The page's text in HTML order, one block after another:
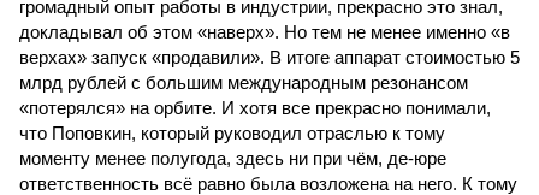
громадный опыт работы в индустрии, прекрасно это знал,
докладывал об этом «наверх». Но тем не менее именно «в
верхах» запуск «продавили». В итоге аппарат стоимостью 5
млрд рублей с большим международным резонансом
«потерялся» на орбите. И хотя все прекрасно понимали,
что Поповкин, который руководил отраслью к тому
моменту менее полугода, здесь ни при чём, де-юре
ответственность всё равно была возложена на него. К тому